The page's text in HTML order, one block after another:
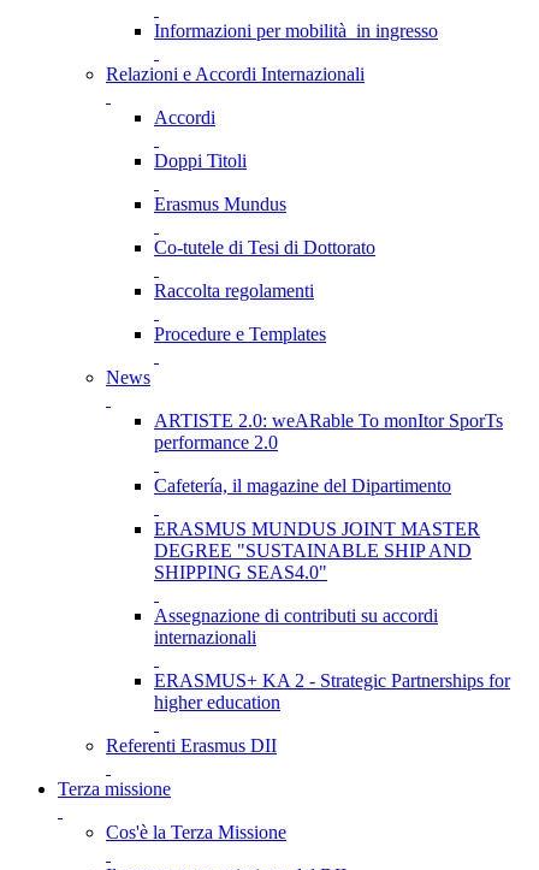
Informazioni per mobilità in ingresso
Relazioni e Accordi Internazionali
Accordi
Doppi Titoli
Erasmus Mundus
Co-tutele di Tesi di Dottorato
Raccolta regolamenti
Procedure e Templates
News
ARTISTE 2.0: weARable To monItor SporTs
performance 2.0
Cafetería, il magazine del Dipartimento
ERASMUS MUNDUS JOINT MASTER
DEGREE "SUSTAINABLE SHIP AND
SHIPPING SEAS4.0"
Assegnazione di contributi su accordi
internazionali
ERASMUS+ KA 2 - Strategic Partnerships for
higher education
Referenti Erasmus DII
Terza missione
Cos'è la Terza Missione